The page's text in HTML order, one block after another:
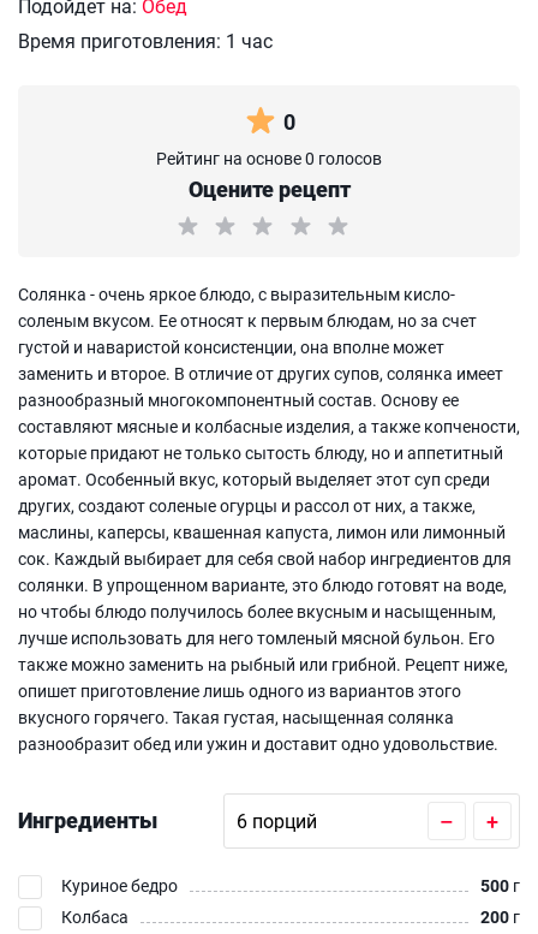
Время приготовления: 1 час
0
Рейтинг на основе 0 голосов
Оцените рецепт
Солянка - очень яркое блюдо, с выразительным кисло-
соленым вкусом. Ее относят к первым блюдам, но за счет
густой и наваристой консистенции, она вполне может
заменить и второе. В отличие от других супов, солянка имеет
разнообразный многокомпонентный состав. Основу ее
составляют мясные и колбасные изделия, а также копчености,
которые придают не только сытость блюду, но и аппетитный
аромат. Особенный вкус, который выделяет этот суп среди
других, создают соленые огурцы и рассол от них, а также,
маслины, каперсы, квашенная капуста, лимон или лимонный
сок. Каждый выбирает для себя свой набор ингредиентов для
солянки. В упрощенном варианте, это блюдо готовят на воде,
но чтобы блюдо получилось более вкусным и насыщенным,
лучше использовать для него томленый мясной бульон. Его
также можно заменить на рыбный или грибной. Рецепт ниже,
опишет приготовление лишь одного из вариантов этого
вкусного горячего. Такая густая, насыщенная солянка
разнообразит обед или ужин и доставит одно удовольствие.
Ингредиенты – +
Куриное бедро 500 г
Колбаса
200 г